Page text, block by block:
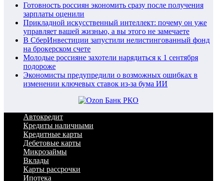
Готовность россиян экономить сразу после получения
зарплаты оценили
Прикладной искусственный интеллект: почему он уже
управляет вашей жизнью, а вы этого не замечаете
В СберИнвестиции запустили нелистингованный фонд
на брокерском счете
Молодые россияне захотели нарядиться к 1 сентября
подороже
Экономисты предупредили о возможных ошибках в
изменении ключевых ставок из-за бума ИИ
Автокредит
Кредиты наличными
Кредитные карты
Дебетовые карты
Микрозаймы
Вклады
Карты рассрочки
Ипотека